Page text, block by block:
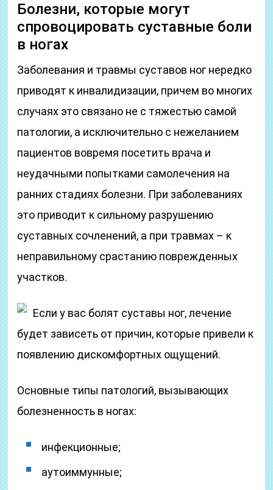
Болезни, которые могут
спровоцировать суставные боли
в ногах
Заболевания и травмы суставов ног нередко
приводят к инвалидизации, причем во многих
случаях это связано не с тяжестью самой
патологии, а исключительно с нежеланием
пациентов вовремя посетить врача и
неудачными попытками самолечения на
ранних стадиях болезни. При заболеваниях
это приводит к сильному разрушению
суставных сочленений, а при травмах – к
неправильному срастанию поврежденных
участков.
Если у вас болят суставы ног, лечение
будет зависеть от причин, которые привели к
появлению дискомфортных ощущений.
Основные типы патологий, вызывающих
болезненность в ногах:
инфекционные;
аутоиммунные;